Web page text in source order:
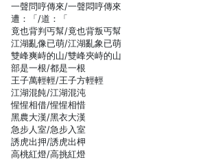
一聲問哼傳來/一聲悶哼傳來
遭：「/道：「
竟也背判丐幫/竟也背叛丐幫
江湖亂像已萌/江湖亂象已萌
雙峰爽峙的山/雙峰夾峙的山
部是一根/都是一根
王子萬輕輕/王子方輕輕
江湖混飩/江湖混沌
惺惺相借/惺惺相惜
黑農大漢/黑衣大漢
急步人室/急步入室
誘虎出押/誘虎出柙
高桃紅燈/高挑紅燈